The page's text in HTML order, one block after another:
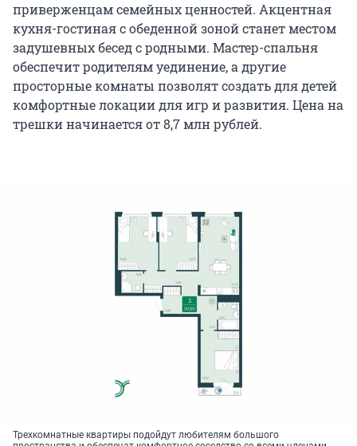
приверженцам семейных ценностей. Акцентная
кухня-гостиная с обеденной зоной станет местом
задушевных бесед с родными. Мастер-спальня
обеспечит родителям уединение, а другие
просторные комнаты позволят создать для детей
комфортные локации для игр и развития. Цена на
трешки начинается от 8,7 млн рублей.
Трехкомнатные квартиры подойдут любителям большого